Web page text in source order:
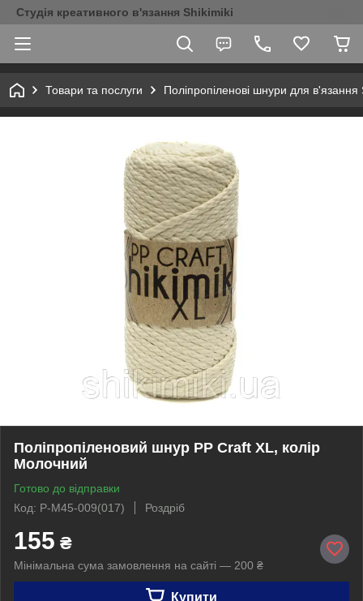
Студія креативного в'язання Shikimiki
Товари та послуги Поліпропіленові шнури для в'язання
Поліпропіленовий шнур PP Craft XL, колір
Молочний
Готово до відправки
Код: P-M45-009(017)
Роздріб
155 ₴
Мінімальна сума замовлення на сайті — 200 ₴
Купити